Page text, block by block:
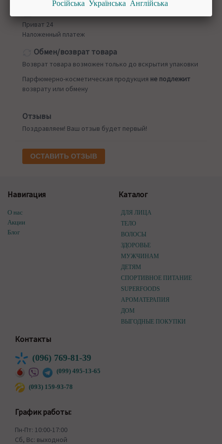
Приват 24
Наложенный платеж
Обмен/возврат товара
Возврат товара возможен только до вскрытия упаковки
Парфюмерно-косметическая продукция не подлежит
возврату или обмену
Отзывы
Поздравляем! Ваш отзыв будет первый!
ОСТАВИТЬ ОТЗЫВ
Навигация
О нас
Акции
Блог
Каталог
ДЛЯ ЛИЦА
ТЕЛО
ВОЛОСЫ
ЗДОРОВЬЕ
МУЖЧИНАМ
ДЕТЯМ
СПОРТИВНОЕ ПИТАНИЕ
SUPERFOODS
АРОМАТЕРАПИЯ
ДОМ
ВЫГОДНЫЕ ПОКУПКИ
Контакты
(096) 769-81-39
(099) 495-13-65
(093) 159-93-78
График работы:
Пн-Пт: 10:00-17:00
Сб, Вс: выходной
Російська Українська Англійська